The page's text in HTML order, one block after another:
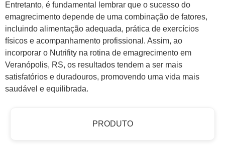
Entretanto, é fundamental lembrar que o sucesso do
emagrecimento depende de uma combinação de fatores,
incluindo alimentação adequada, prática de exercícios
físicos e acompanhamento profissional. Assim, ao
incorporar o Nutrifity na rotina de emagrecimento em
Veranópolis, RS, os resultados tendem a ser mais
satisfatórios e duradouros, promovendo uma vida mais
saudável e equilibrada.
PRODUTO